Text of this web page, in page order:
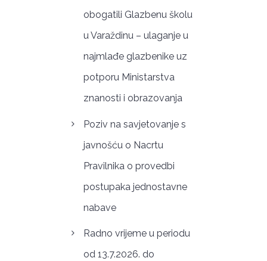
obogatili Glazbenu školu
u Varaždinu – ulaganje u
najmlađe glazbenike uz
potporu Ministarstva
znanosti i obrazovanja
Poziv na savjetovanje s
javnošću o Nacrtu
Pravilnika o provedbi
postupaka jednostavne
nabave
Radno vrijeme u periodu
od 13.7.2026. do